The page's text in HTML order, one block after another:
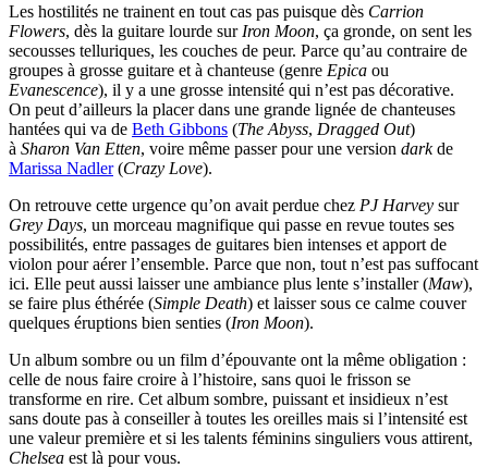
Les hostilités ne trainent en tout cas pas puisque dès Carrion
Flowers, dès la guitare lourde sur Iron Moon, ça gronde, on sent les
secousses telluriques, les couches de peur. Parce qu’au contraire de
groupes à grosse guitare et à chanteuse (genre Epica ou
Evanescence), il y a une grosse intensité qui n’est pas décorative.
On peut d’ailleurs la placer dans une grande lignée de chanteuses
hantées qui va de Beth Gibbons (The Abyss, Dragged Out)
à Sharon Van Etten, voire même passer pour une version darkde
Marissa Nadler(Crazy Love).
On retrouve cette urgence qu’on avait perdue chez PJ Harvey sur
Grey Days, un morceau magnifique qui passe en revue toutes ses
possibilités, entre passages de guitares bien intenses et apport de
violon pour aérer l’ensemble. Parce que non, tout n’est pas suffocant
ici. Elle peut aussi laisser une ambiance plus lente s’installer (Maw),
se faire plus éthérée (Simple Death) et laisser sous ce calme couver
quelques éruptions bien senties (Iron Moon).
Un album sombre ou un film d’épouvante ont la même obligation :
celle de nous faire croire à l’histoire, sans quoi le frisson se
transforme en rire. Cet album sombre, puissant et insidieux n’est
sans doute pas à conseiller à toutes les oreilles mais si l’intensité est
une valeur première et si les talents féminins singuliers vous attirent,
Chelsea est là pour vous.